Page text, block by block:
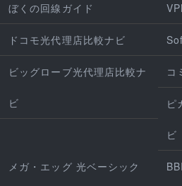
ぼくの回線ガイド
ドコモ光代理店比較ナビ
ビッグローブ光代理店比較ナ
ビ
コ
ピ
ビ
メガ・エッグ 光ベーシック